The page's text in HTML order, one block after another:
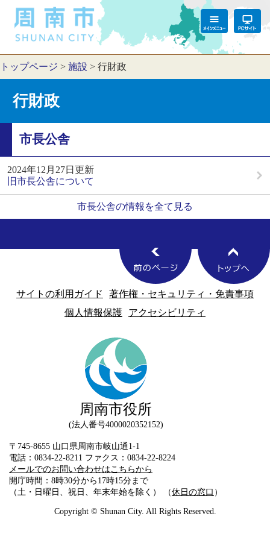
トップページ > 施設 > 行財政
行財政
市長公舎
2024年12月27日更新
旧市長公舎について
市長公舎の情報を全て見る
サイトの利用ガイド
著作権・セキュリティ・免責事項
個人情報保護
アクセシビリティ
周南市役所
法人番号4000020352152
〒745-8655 山口県周南市岐山通1-1
電話：0834-22-8211 ファクス：0834-22-8224
メールでのお問い合わせはこちらから
開庁時間：8時30分から17時15分まで
（土・日曜日、祝日、年末年始を除く） （休日の窓口 ）
Copyright © Shunan City. All Rights Reserved.